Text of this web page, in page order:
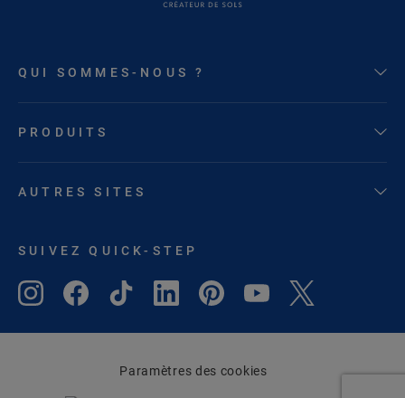
QUI SOMMES-NOUS ?
PRODUITS
AUTRES SITES
SUIVEZ QUICK-STEP
Paramètres des cookies